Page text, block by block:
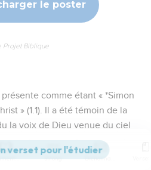
le poster
Projet Biblique
comme étant « *Simon
» (1.1). Il a été témoin de la
la voix de Dieu venue du ciel
Jésus avait prophétisé que lui,
Commentaires Strong